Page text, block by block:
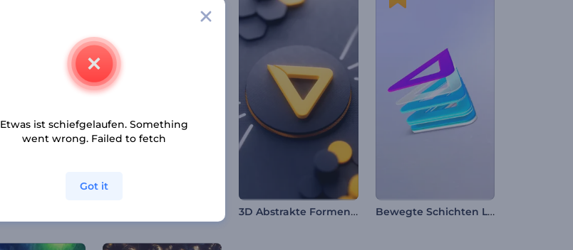
3D Abstrakte Formen Intro Bewegte Schichten Logo-Reveal
Etwas ist schiefgelaufen. Something
went wrong. Failed to fetch
Got it